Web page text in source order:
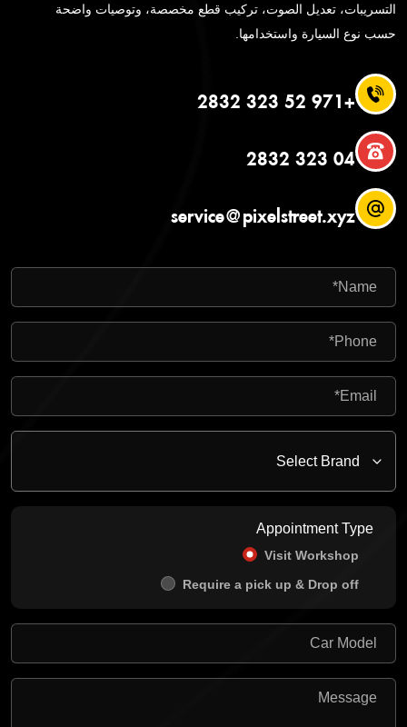
التسريبات، تعديل الصوت، تركيب قطع مخصصة، وتوصيات واضحة
حسب نوع السيارة واستخدامها.
+971 52 323 2832
04 323 2832
service@pixelstreet.xyz
Appointment Type
Visit Workshop
Require a pick up & Drop off